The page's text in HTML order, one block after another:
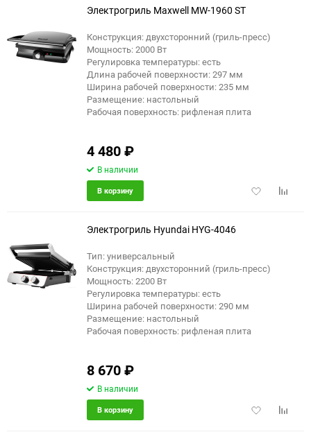
60
Электрогриль Maxwell MW-1960 ST
Конструкция: двухсторонний (гриль-пресс)
Мощность: 2000 Вт
Регулировка температуры: есть
Длина рабочей поверхности: 297 мм
Ширина рабочей поверхности: 235 мм
Размещение: настольный
Рабочая поверхность: рифленая плита
4 480₽
В наличии
Добавить
В корзину
еще 19 фото
Электрогриль Hyundai HYG-4046
Тип: универсальный
Конструкция: двухсторонний (гриль-пресс)
Мощность: 2200 Вт
Регулировка температуры: есть
Ширина рабочей поверхности: 290 мм
Размещение: настольный
Рабочая поверхность: рифленая плита
8 670₽
В наличии
Добавить
В корзину